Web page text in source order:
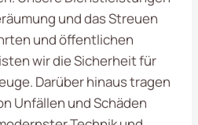
und das Streuen
und öffentlichen
wir die Sicherheit für
Darüber hinaus tragen
Unfällen und Schäden